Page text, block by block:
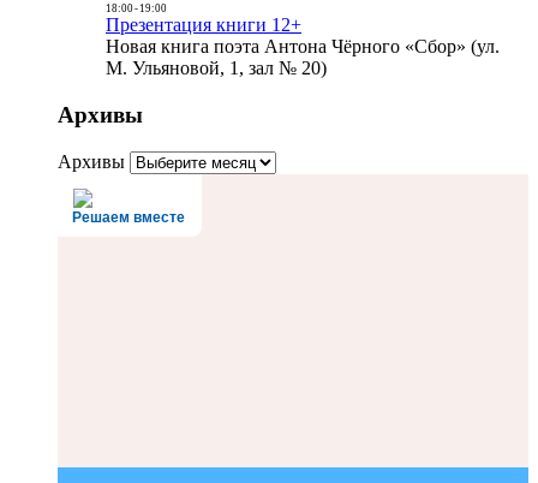
18:00- 19:00
Презентация книги 12+
Новая книга поэта Антона Чёрного «Сбор» (ул.
М. Ульяновой, 1, зал № 20)
Архивы
Архивы
Решаем вместе